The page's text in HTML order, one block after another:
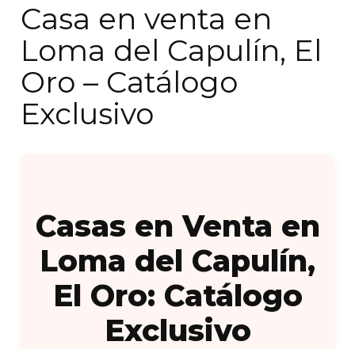
Casa en venta en
Loma del Capulín, El
Oro – Catálogo
Exclusivo
Casas en Venta en
Loma del Capulín,
El Oro: Catálogo
Exclusivo